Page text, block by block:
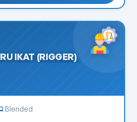
IKAT (RIGGER)
Blended